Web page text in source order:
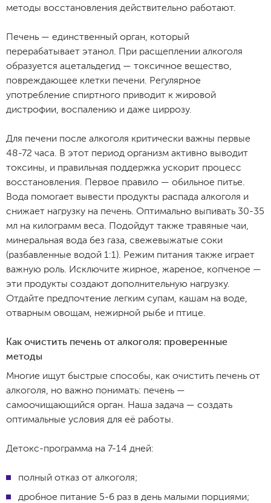
методы восстановления действительно работают.
Печень — единственный орган, который
перерабатывает этанол. При расщеплении алкоголя
образуется ацетальдегид — токсичное вещество,
повреждающее клетки печени. Регулярное
употребление спиртного приводит к жировой
дистрофии, воспалению и даже циррозу.
Для печени после алкоголя критически важны первые
48-72 часа. В этот период организм активно выводит
токсины, и правильная поддержка ускорит процесс
восстановления. Первое правило — обильное питье.
Вода помогает вывести продукты распада алкоголя и
снижает нагрузку на печень. Оптимально выпивать 30-35
мл на килограмм веса. Подойдут также травяные чаи,
минеральная вода без газа, свежевыжатые соки
(разбавленные водой 1:1). Режим питания также играет
важную роль. Исключите жирное, жареное, копченое —
эти продукты создают дополнительную нагрузку.
Отдайте предпочтение легким супам, кашам на воде,
отварным овощам, нежирной рыбе и птице.
Как очистить печень от алкоголя: проверенные
методы
Многие ищут быстрые способы, как очистить печень от
алкоголя, но важно понимать: печень —
самоочищающийся орган. Наша задача — создать
оптимальные условия для её работы.
Детокс-программа на 7-14 дней:
полный отказ от алкоголя;
дробное питание 5-6 раз в день малыми порциями;